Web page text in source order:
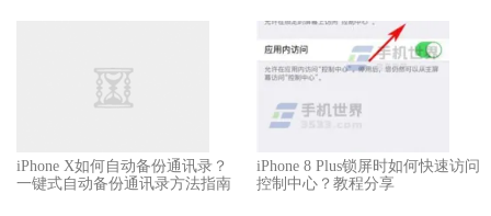
iPhone X如何自动备份通讯录？
一键式自动备份通讯录方法指南
iPhone 8 Plus锁屏时如何快速访问
控制中心？教程分享